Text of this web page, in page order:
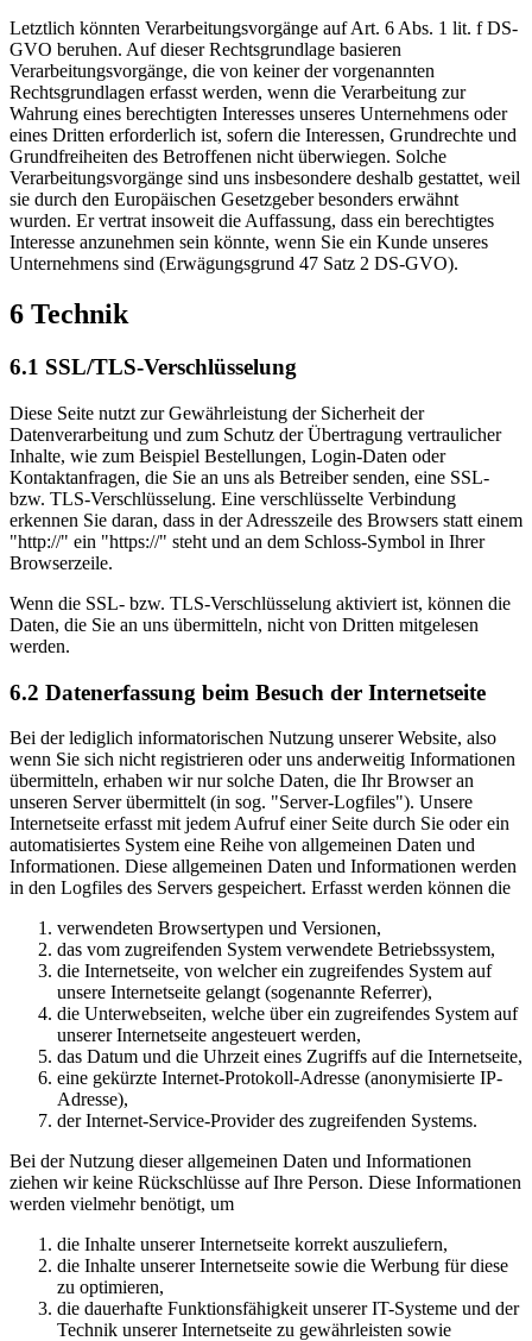
Letztlich könnten Verarbeitungsvorgänge auf Art. 6 Abs. 1 lit. f DS-
GVO beruhen. Auf dieser Rechtsgrundlage basieren
Verarbeitungsvorgänge, die von keiner der vorgenannten
Rechtsgrundlagen erfasst werden, wenn die Verarbeitung zur
Wahrung eines berechtigten Interesses unseres Unternehmens oder
eines Dritten erforderlich ist, sofern die Interessen, Grundrechte und
Grundfreiheiten des Betroffenen nicht überwiegen. Solche
Verarbeitungsvorgänge sind uns insbesondere deshalb gestattet, weil
sie durch den Europäischen Gesetzgeber besonders erwähnt
wurden. Er vertrat insoweit die Auffassung, dass ein berechtigtes
Interesse anzunehmen sein könnte, wenn Sie ein Kunde unseres
Unternehmens sind (Erwägungsgrund 47 Satz 2 DS-GVO).
6 Technik
6.1 SSL/TLS-Verschlüsselung
Diese Seite nutzt zur Gewährleistung der Sicherheit der
Datenverarbeitung und zum Schutz der Übertragung vertraulicher
Inhalte, wie zum Beispiel Bestellungen, Login-Daten oder
Kontaktanfragen, die Sie an uns als Betreiber senden, eine SSL-
bzw. TLS-Verschlüsselung. Eine verschlüsselte Verbindung
erkennen Sie daran, dass in der Adresszeile des Browsers statt einem
"http://" ein "https://" steht und an dem Schloss-Symbol in Ihrer
Browserzeile.
Wenn die SSL- bzw. TLS-Verschlüsselung aktiviert ist, können die
Daten, die Sie an uns übermitteln, nicht von Dritten mitgelesen
werden.
6.2 Datenerfassung beim Besuch der Internetseite
Bei der lediglich informatorischen Nutzung unserer Website, also
wenn Sie sich nicht registrieren oder uns anderweitig Informationen
übermitteln, erhaben wir nur solche Daten, die Ihr Browser an
unseren Server übermittelt (in sog. "Server-Logfiles"). Unsere
Internetseite erfasst mit jedem Aufruf einer Seite durch Sie oder ein
automatisiertes System eine Reihe von allgemeinen Daten und
Informationen. Diese allgemeinen Daten und Informationen werden
in den Logfiles des Servers gespeichert. Erfasst werden können die
verwendeten Browsertypen und Versionen,
das vom zugreifenden System verwendete Betriebssystem,
die Internetseite, von welcher ein zugreifendes System auf
unsere Internetseite gelangt (sogenannte Referrer),
die Unterwebseiten, welche über ein zugreifendes System auf
unserer Internetseite angesteuert werden,
das Datum und die Uhrzeit eines Zugriffs auf die Internetseite,
eine gekürzte Internet-Protokoll-Adresse (anonymisierte IP-
Adresse),
der Internet-Service-Provider des zugreifenden Systems.
Bei der Nutzung dieser allgemeinen Daten und Informationen
ziehen wir keine Rückschlüsse auf Ihre Person. Diese Informationen
werden vielmehr benötigt, um
die Inhalte unserer Internetseite korrekt auszuliefern,
die Inhalte unserer Internetseite sowie die Werbung für diese
zu optimieren,
die dauerhafte Funktionsfähigkeit unserer IT-Systeme und der
Technik unserer Internetseite zu gewährleisten sowie